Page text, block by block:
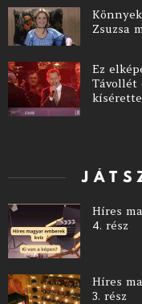
Zsuzsa
Ez
Távollét
Híres
4. rész
Híres
3. rész